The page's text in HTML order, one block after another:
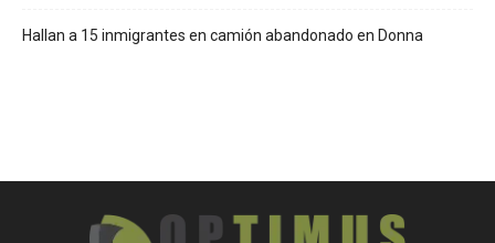
Hallan a 15 inmigrantes en camión abandonado en Donna